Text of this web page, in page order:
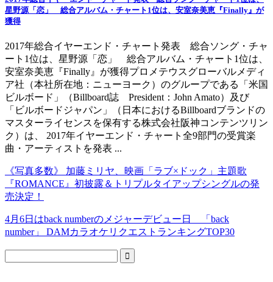
星野源「恋」 総合アルバム・チャート1位は、安室奈美恵『Finally』が
獲得
2017年総合イヤーエンド・チャート発表 総合ソング・チャ
ート1位は、星野源「恋」 総合アルバム・チャート1位は、
安室奈美恵『Finally』が獲得プロメテウスグローバルメディ
ア社（本社所在地：ニューヨーク）のグループである「米国
ビルボード」（Billboard誌 President：John Amato）及び
「ビルボードジャパン」（日本におけるBillboardブランドの
マスターライセンスを保有する株式会社阪神コンテンツリン
ク）は、 2017年イヤーエンド・チャート全9部門の受賞楽
曲・アーティストを発表 ...
《写真多数》 加藤ミリヤ、映画「ラブ×ドック」主題歌
『ROMANCE』初披露＆トリプルタイアップシングルの発
売決定！
4月6日はback numberのメジャーデビュー日 「back
number」 DAMカラオケリクエストランキングTOP30